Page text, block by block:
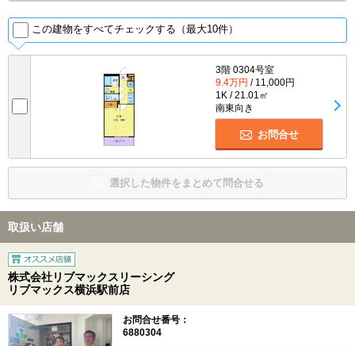
この建物をすべてチェックする（最大10件）
3階 0304号室
9.4万円 / 11,000円
1K / 21.01㎡
南東向き
お問合せ
選択した物件をまとめて問合せる
取扱い店舗
株式会社リブマックスリーシング
リブマックス横浜駅前店
お問合せ番号：
6880304